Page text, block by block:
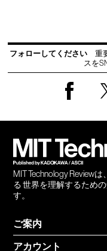
フォローしてください
重
スを
MIT Technology Review
る 世界を理解するため
す。
ご案内
アカウント